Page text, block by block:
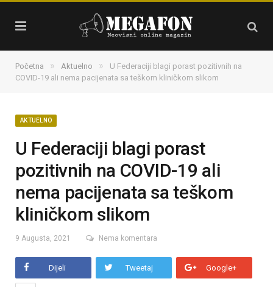
Početna » Aktuelno »
U Federaciji blagi porast pozitivnih na
COVID-19 ali nema pacijenata sa teškom kliničkom slikom
AKTUELNO
U Federaciji blagi porast
pozitivnih na COVID-19 ali
nema pacijenata sa teškom
kliničkom slikom
9 Augusta, 2021 Nema komentara
Dijeli Tweetaj Google+